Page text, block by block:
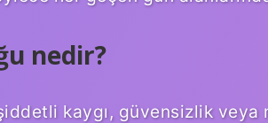
nedir?
kaygı, güvensizlik